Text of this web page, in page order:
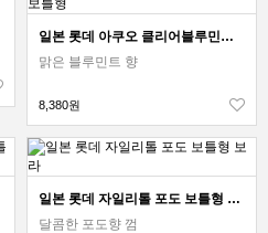
일본 롯데 아쿠오 클리어블루민트 보틀형
맑은 블루민트 향
8,380원
일본 롯데 자일리톨 포도 보틀형 보라
달콤한 포도향 껌